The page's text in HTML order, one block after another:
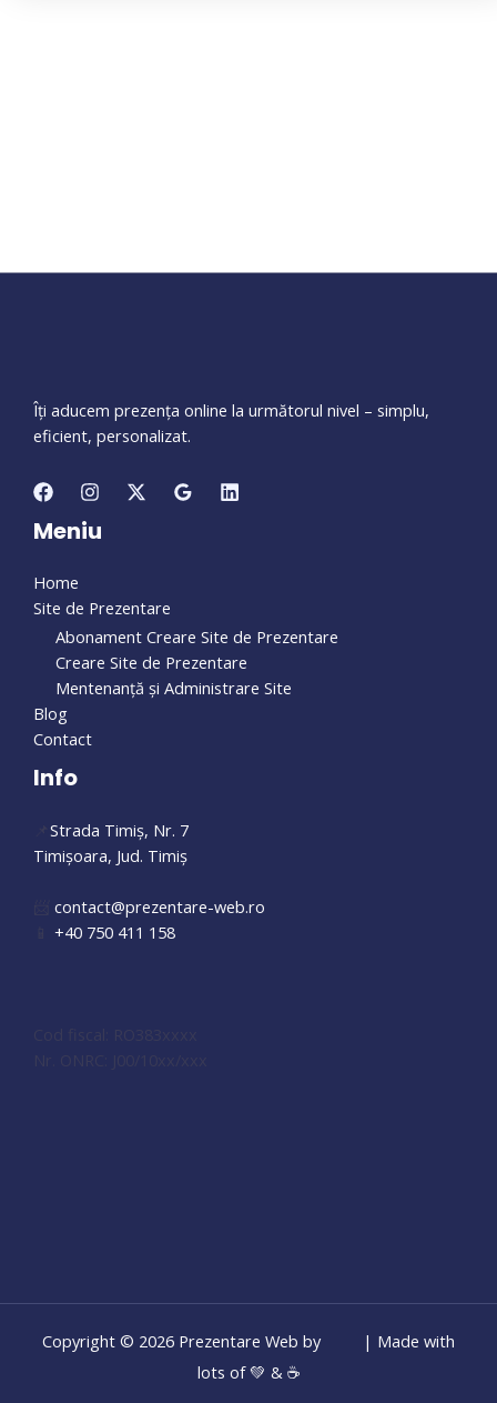
Îți aducem prezența online la următorul nivel – simplu,
eficient, personalizat.
Meniu
Home
Site de Prezentare
Abonament Creare Site de Prezentare
Creare Site de Prezentare
Mentenanță și Administrare Site
Blog
Contact
Info
Strada Timiș, Nr. 7
Timișoara, Jud. Timiș
contact@prezentare-web.ro
+40 750 411 158
Copyright © 2026 Prezentare Web by
| Made with
lots of 💚 & ☕